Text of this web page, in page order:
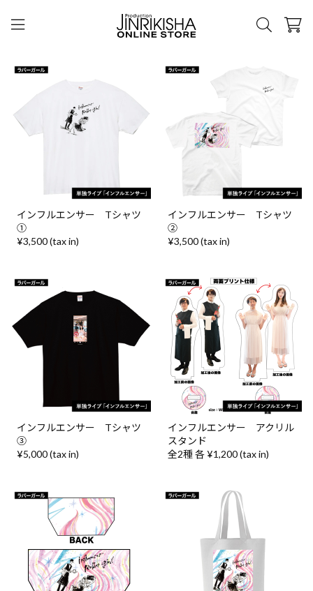
インフルエンサー Tシャツ
①
¥3,500 (tax in)
インフルエンサー Tシャツ
②
¥3,500 (tax in)
インフルエンサー Tシャツ
③
¥5,000 (tax in)
インフルエンサー アクリル
スタンド
全2種 各 ¥1,200 (tax in)